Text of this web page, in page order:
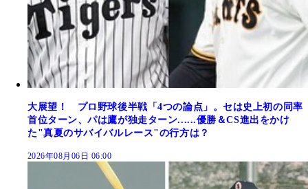
大展望！ プロ野球後半戦「4つの論点」。セは史上初の同率
首位ターン、パは鷹が独走ターン......優勝＆CS進出をかけ
た"真夏のサバイバルレース"の行方は？
2026年08月06日 06:00